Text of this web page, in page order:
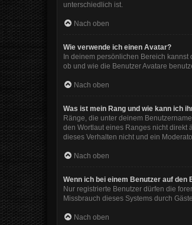
unterschiedlich ist.
Nach oben
Wie verwende ich einen Avatar?
In deinem persönlichen Bereich
ob und wie die Benutzer Avatare
Nach oben
Was ist mein Rang und wie kann ich
Ränge, die unter deinem
den Wortlaut eines Ranges nicht
dieses Verhalten nicht und ein
Nach oben
Wenn ich bei einem Benutzer auf
Nur registrierte Benutzer dürfen die
Missbrauch dieses Systems durch
Nach oben